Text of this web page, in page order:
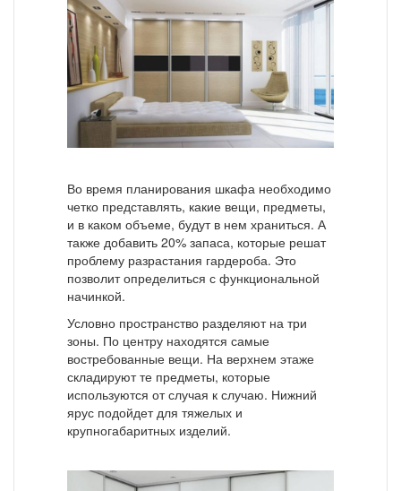
Во время планирования шкафа необходимо
четко представлять, какие вещи, предметы,
и в каком объеме, будут в нем храниться. А
также добавить 20% запаса, которые решат
проблему разрастания гардероба. Это
позволит определиться с функциональной
начинкой.
Условно пространство разделяют на три
зоны. По центру находятся самые
востребованные вещи. На верхнем этаже
складируют те предметы, которые
используются от случая к случаю. Нижний
ярус подойдет для тяжелых и
крупногабаритных изделий.